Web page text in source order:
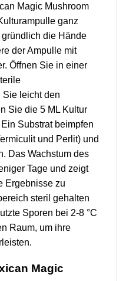
Magic Mushroom
ganz
die Hände
der Ampulle mit
Öffnen Sie in einer
Sie leicht den
Sie die 5 ML Kultur
Substrat beimpfen
und Perlit) und
Das Wachstum des
Tage und zeigt
Ergebnisse zu
steril gehalten
Sporen bei 2-8 °C
Raum, um ihre
Magic